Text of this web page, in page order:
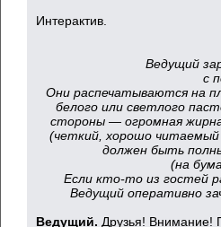
Интерактив.
Ведущий
с
Они распечатываются на
белого или светлого
стороны — огромная
(четкий, хорошо
должен быть
(на
Если кто-то из гостей
Ведущий оперативно
Ведущий. Друзья! Внимание!